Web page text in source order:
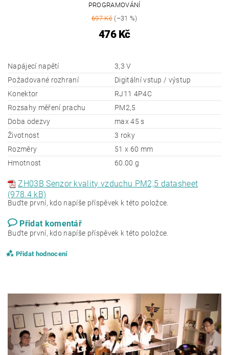
PROGRAMOVÁNÍ
697 Kč(–31 %)
476 Kč
Napájecí napětí
3,3 V
Požadované rozhraní
Digitální vstup / výstup
Konektor
RJ11 4P4C
Rozsahy měření prachu
PM2,5
Doba odezvy
max 45 s
Životnost
3 roky
Rozměry
51 x 60 mm
Hmotnost
60.00 g
ZH03B Senzor kvality vzduchu PM2,5 datasheet
(978.4 kB)
Buďte první, kdo napíše příspěvek k této položce.
Přidat komentář
Buďte první, kdo napíše příspěvek k této položce.
Přidat hodnocení